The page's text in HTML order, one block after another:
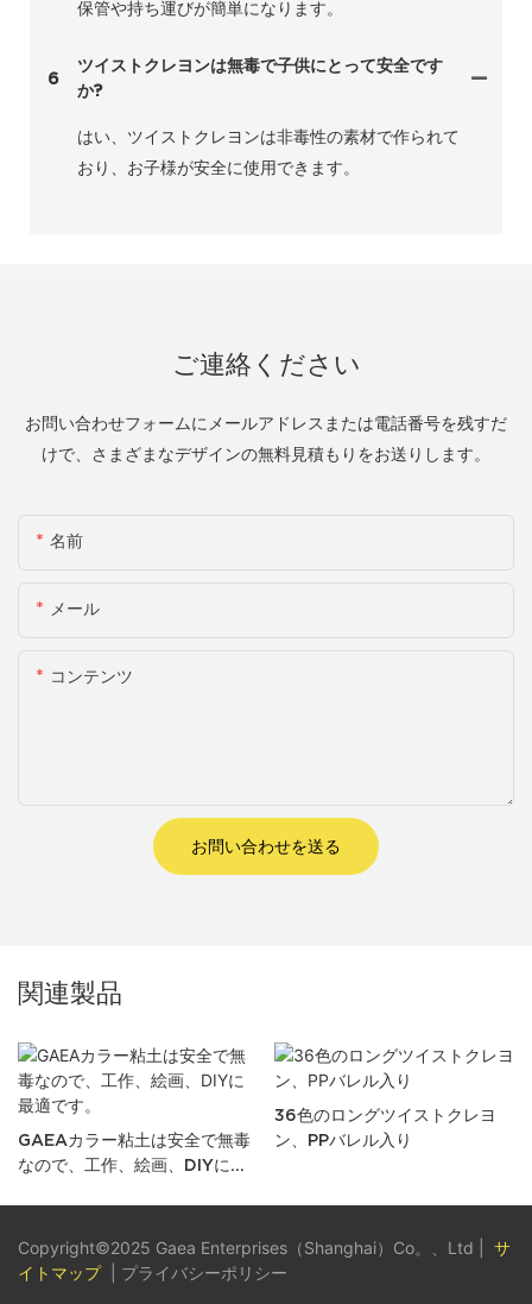
保管や持ち運びが簡単になります。
6
ツイストクレヨンは無毒で子供にとって安全です
か?
はい、ツイストクレヨンは非毒性の素材で作られて
おり、お子様が安全に使用できます。
ご連絡ください
お問い合わせフォームにメールアドレスまたは電話番号を残すだ
けで、さまざまなデザインの無料見積もりをお送りします。
名前
メール
コンテンツ
お問い合わせを送る
関連製品
GAEAカラー粘土は安全で無毒
なので、工作、絵画、DIYに最
36色のロングツイストクレヨ
ン、PPバレル入り
Copyright©2025 Gaea Enterprises（Shanghai）Co。、Ltd |
サ
イトマップ
プライバシーポリシー